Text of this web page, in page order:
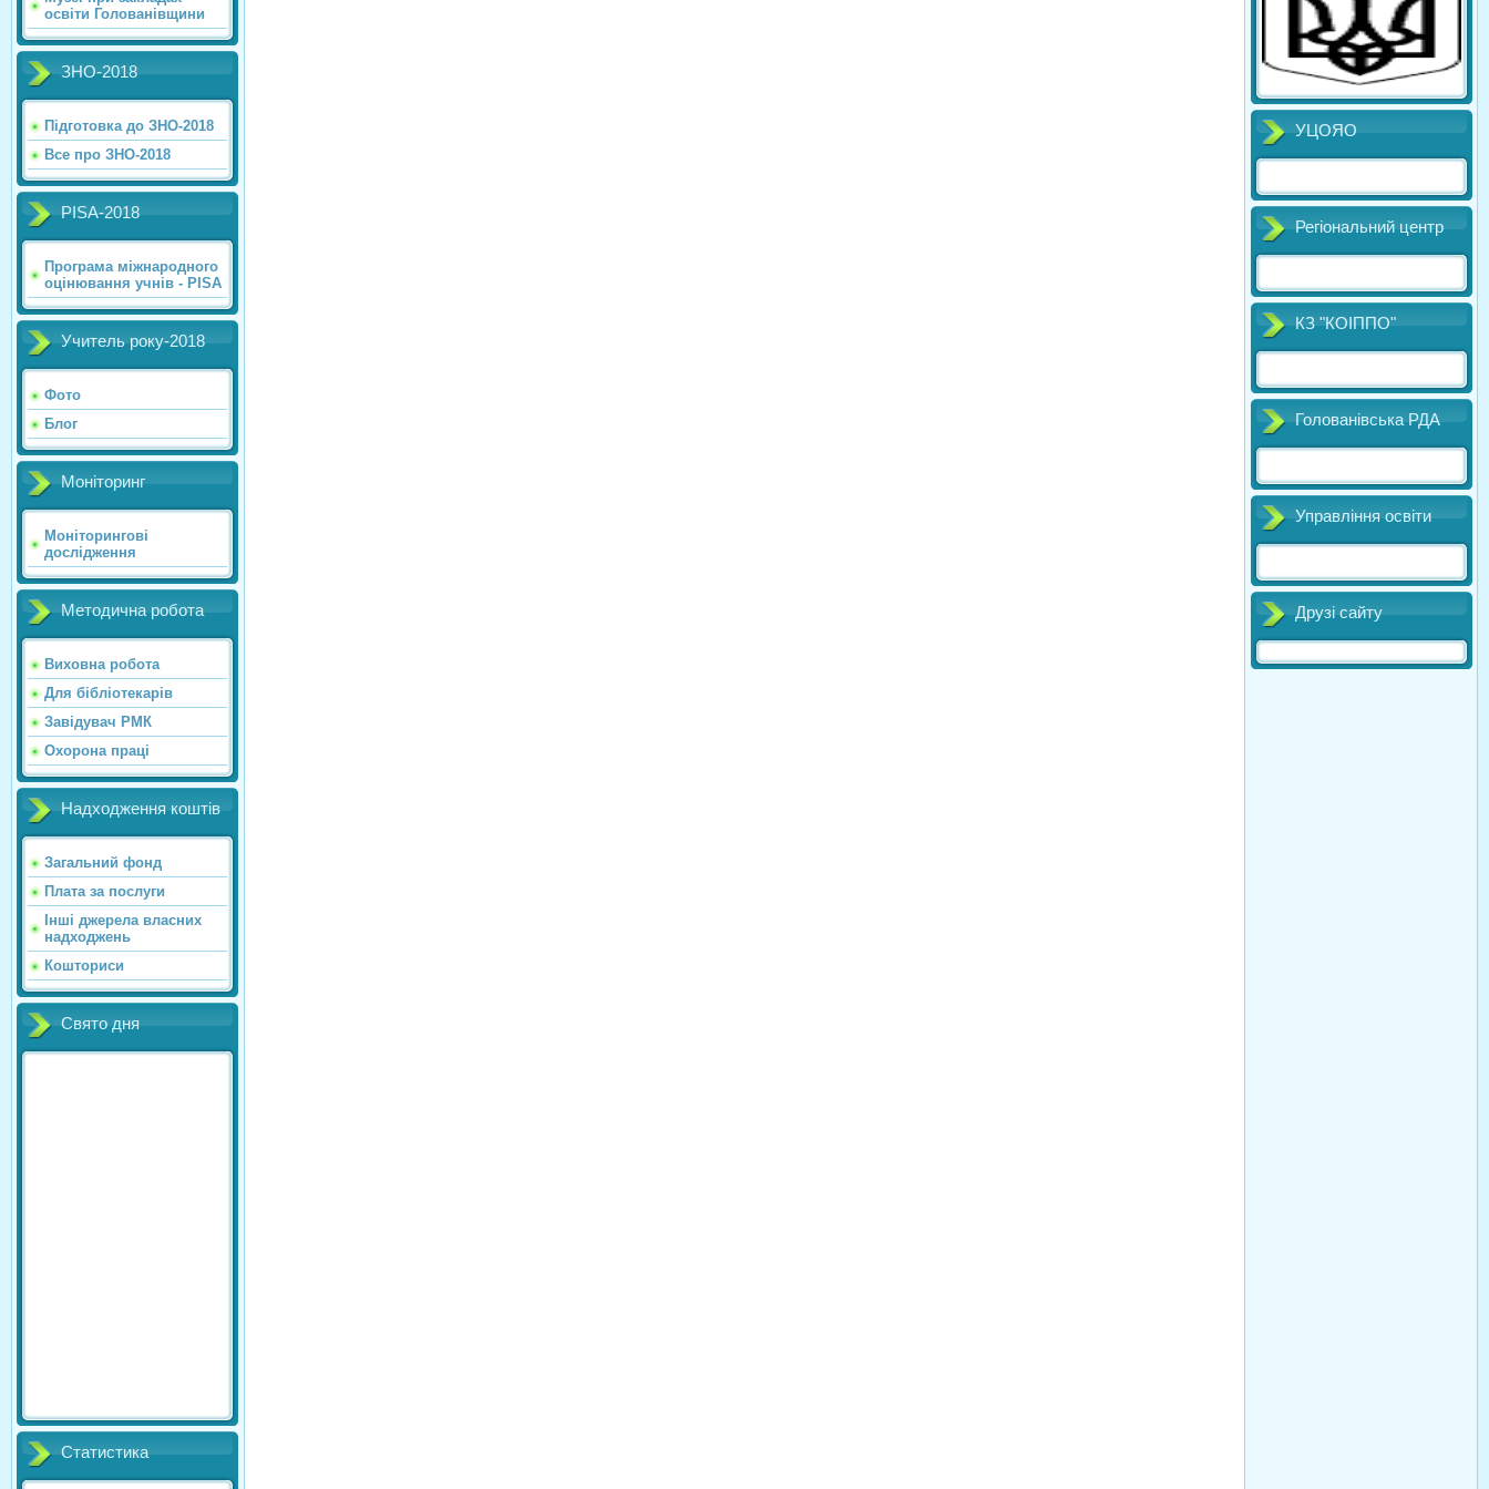
освіти Голованівщини
ЗНО-2018
Підготовка до ЗНО-2018
Все про ЗНО-2018
PISA-2018
Програма міжнародного
оцінювання учнів - PISA
Учитель року-2018
Фото
Блог
Моніторинг
Моніторингові
дослідження
Методична робота
Виховна робота
Для бібліотекарів
Завідувач РМК
Охорона праці
Надходження коштів
Загальний фонд
Плата за послуги
Інші джерела власних
надходжень
Кошториси
Свято дня
Статистика
УЦОЯО
Регіональний центр
КЗ "КОІППО"
Голованівська РДА
Управління освіти
Друзі сайту